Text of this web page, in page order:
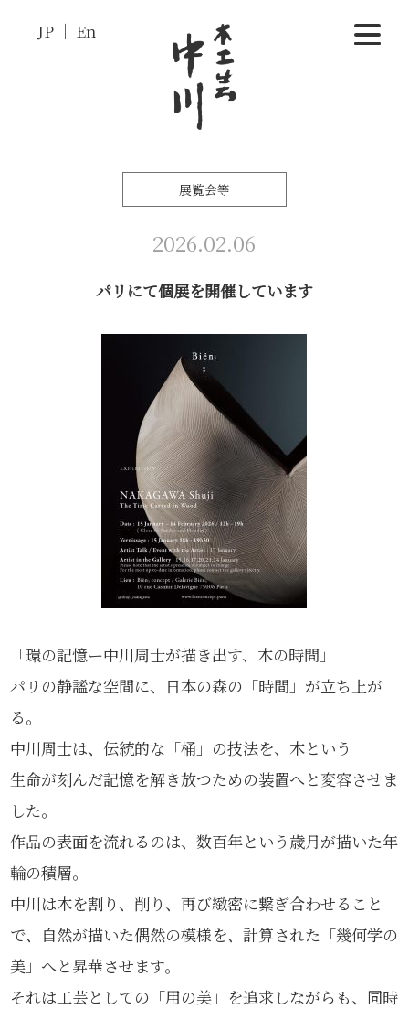
JP En
展覧会等
2026.02.06
パリにて個展を開催しています
「環の記憶ー中川周士が描き出す、木の時間」
パリの静謐な空間に、日本の森の「時間」が立ち上が
る。
中川周士は、伝統的な「桶」の技法を、木という
生命が刻んだ記憶を解き放つための装置へと変容させま
した。
作品の表面を流れるのは、数百年という歳月が描いた年
輪の積層。
中川は木を割り、削り、再び緻密に繋ぎ合わせること
で、自然が描いた偶然の模様を、計算された「幾何学の
美」へと昇華させます。
それは工芸としての「用の美」を追求しながらも、同時